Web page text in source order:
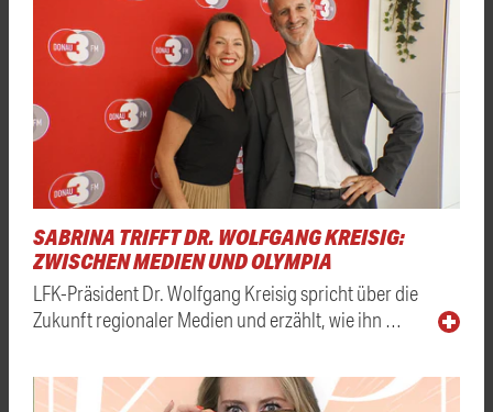
SABRINA TRIFFT DR. WOLFGANG KREISIG:
ZWISCHEN MEDIEN UND OLYMPIA
LFK-Präsident Dr. Wolfgang Kreisig spricht über die
Zukunft regionaler Medien und erzählt, wie ihn …